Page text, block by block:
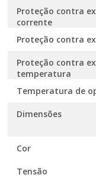
Proteção contra
corrente
Proteção contra
Proteção contra
temperatura
Temperatura de
Dimensões
Cor
Tensão